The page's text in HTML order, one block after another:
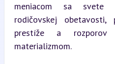
meniacom sa svete
rodičovskej obetavosti,
prestíže a
materializmom.